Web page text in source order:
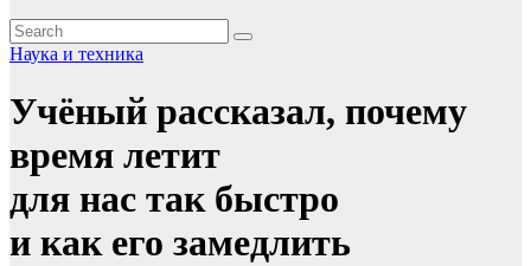
Наука и техника
Учёный рассказал, почему
время летит
для нас так быстро
и как его замедлить